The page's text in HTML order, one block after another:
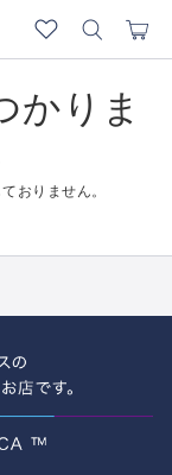
かりま
おりません。